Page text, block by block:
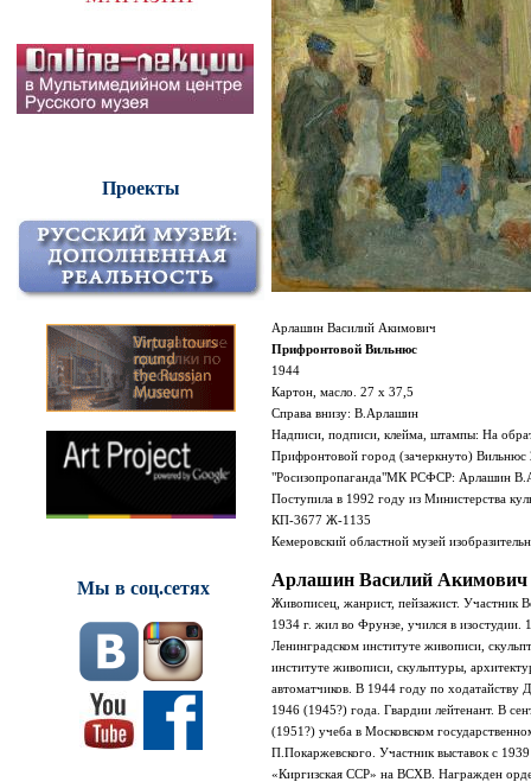
Проекты
Мы в соц.сетях
Арлашин Василий Акимович
Прифронтовой Вильнюс
1944
Картон, масло. 27 х 37,5
Справа внизу: В.Арлашин
Надписи, подписи, клейма, штампы: На
Прифронтовой город (зачеркнуто)
"Росизопропаганда"МК РСФСР: Арлашин
Поступила в 1992 году из Министерства
КП-3677 Ж-1135
Кемеровский областной музей
Арлашин Василий Акимович
Живописец, жанрист, пейзажист. Участник
1934 г. жил во Фрунзе, учился в
Ленинградском институте живописи,
институте живописи, скульптуры,
автоматчиков. В 1944 году по
1946 (1945?) года. Гвардии лейтенант. В
(1951?) учеба в Московском
П.Покаржевского. Участник выставок с
«Киргизская ССР» на ВСХВ. Награжден